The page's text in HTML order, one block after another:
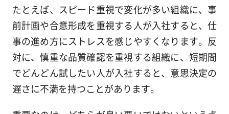
たとえば、スピード重視で変化が多い組織に、事
前計画や合意形成を重視する人が入社すると、仕
事の進め方にストレスを感じやすくなります。反
対に、慎重な品質確認を重視する組織に、短期間
でどんどん試したい人が入社すると、意思決定の
遅さに不満を持つことがあります。